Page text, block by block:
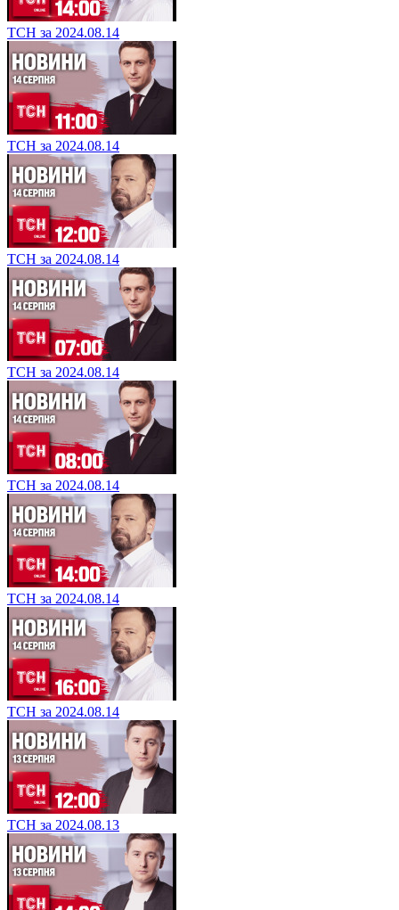
ТСН за 2024.08.14
ТСН за 2024.08.14
ТСН за 2024.08.14
ТСН за 2024.08.14
ТСН за 2024.08.14
ТСН за 2024.08.14
ТСН за 2024.08.14
ТСН за 2024.08.13